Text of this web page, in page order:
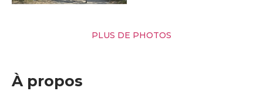
PLUS DE PHOTOS
À propos